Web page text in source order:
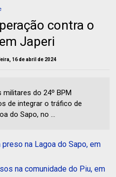
contra o
Japeri
16 de abril de 2024
do 24º BPM
de integrar o tráfico de
do Sapo, no ...
na Lagoa do Sapo, em
na comunidade do Piu, em